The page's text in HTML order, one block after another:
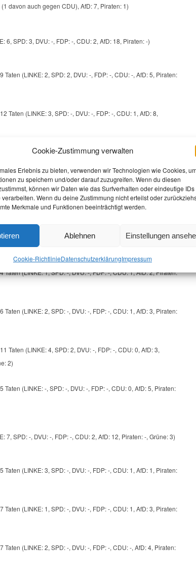
Cookie-Zustimmung verwalten
Erlebnis zu bieten, verwenden wir Technologien wie Cookies,
zu speichern und/oder darauf zuzugreifen. Wenn du diesen
können wir Daten wie das Surfverhalten oder eindeutige IDs
Wenn du deine Zustimmung nicht erteilst oder
Merkmale und Funktionen beeinträchtigt werden.
Ablehnen Einstellungen
Cookie-RichtlinieDatenschutz­erklärungImpressum
(1 davon auch gegen CDU), AfD: 7, Piraten: 1)
6, SPD: 3, DVU: -, FDP: -, CDU: 2, AfD: 18, Piraten: -)
9 Taten (LINKE: 2, SPD: 2, DVU: -, FDP: -, CDU: -, AfD: 5, Piraten:
12 Taten (LINKE: 3, SPD: -, DVU: -, FDP: -, CDU: 1, AfD: 8,
4 Taten (LINKE: -, SPD: 1, DVU: -, FDP: -, CDU: -, AfD: 3, Piraten:
Taten (LINKE: 1, SPD: -, DVU: -, FDP: -, CDU: 1, AfD: 2, Piraten:
7, SPD: 2, DVU: -, FDP: -, CDU: 2, AfD: 13, Piraten: -, Grüne: 2)
Taten (LINKE: 1, SPD: -, DVU: -, FDP: -, CDU: 1, AfD: 2, Piraten:
6 Taten (LINKE: 2, SPD: -, DVU: -, FDP: -, CDU: 1, AfD: 3, Piraten:
11 Taten (LINKE: 4, SPD: 2, DVU: -, FDP: -, CDU: 0, AfD: 3,
2)
5 Taten (LINKE: -, SPD: -, DVU: -, FDP: -, CDU: 0, AfD: 5, Piraten:
7, SPD: -, DVU: -, FDP: -, CDU: 2, AfD: 12, Piraten: -, Grüne: 3)
5 Taten (LINKE: 3, SPD: -, DVU: -, FDP: -, CDU: 1, AfD: 1, Piraten:
7 Taten (LINKE: 1, SPD: -, DVU: -, FDP: -, CDU: 1, AfD: 3, Piraten:
7 Taten (LINKE: 2, SPD: -, DVU: -, FDP: -, CDU: -, AfD: 4, Piraten: